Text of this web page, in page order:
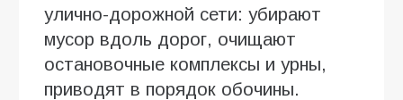
улично-дорожной сети: убирают
мусор вдоль дорог, очищают
остановочные комплексы и урны,
приводят в порядок обочины.